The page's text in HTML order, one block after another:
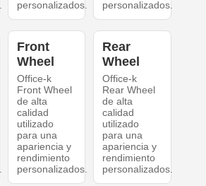
personalizados.
personalizados.
Front
Wheel
Office-k
Front Wheel
de alta
calidad
utilizado
para una
apariencia y
rendimiento
personalizados.
Rear
Wheel
Office-k
Rear Wheel
de alta
calidad
utilizado
para una
apariencia y
rendimiento
personalizados.